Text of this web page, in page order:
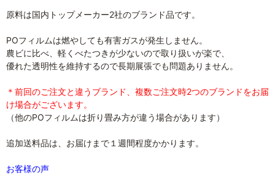
原料は国内トップメーカー2社のブランド品です。
POフィルムは燃やしても有害ガスが発生しません。
農ビに比べ、軽くべたつきが少ないので取り扱いが楽で、
優れた透明性を維持するので長期展張でも問題ありません。
＊前回のご注文と違うブランド、複数ご注文時2つのブランドをお届
け場合がございます。
（他のPOフィルムは折り畳み方が違う場合があります）
追加送料品は、お届けまで１週間程度かかります。
お客様の声